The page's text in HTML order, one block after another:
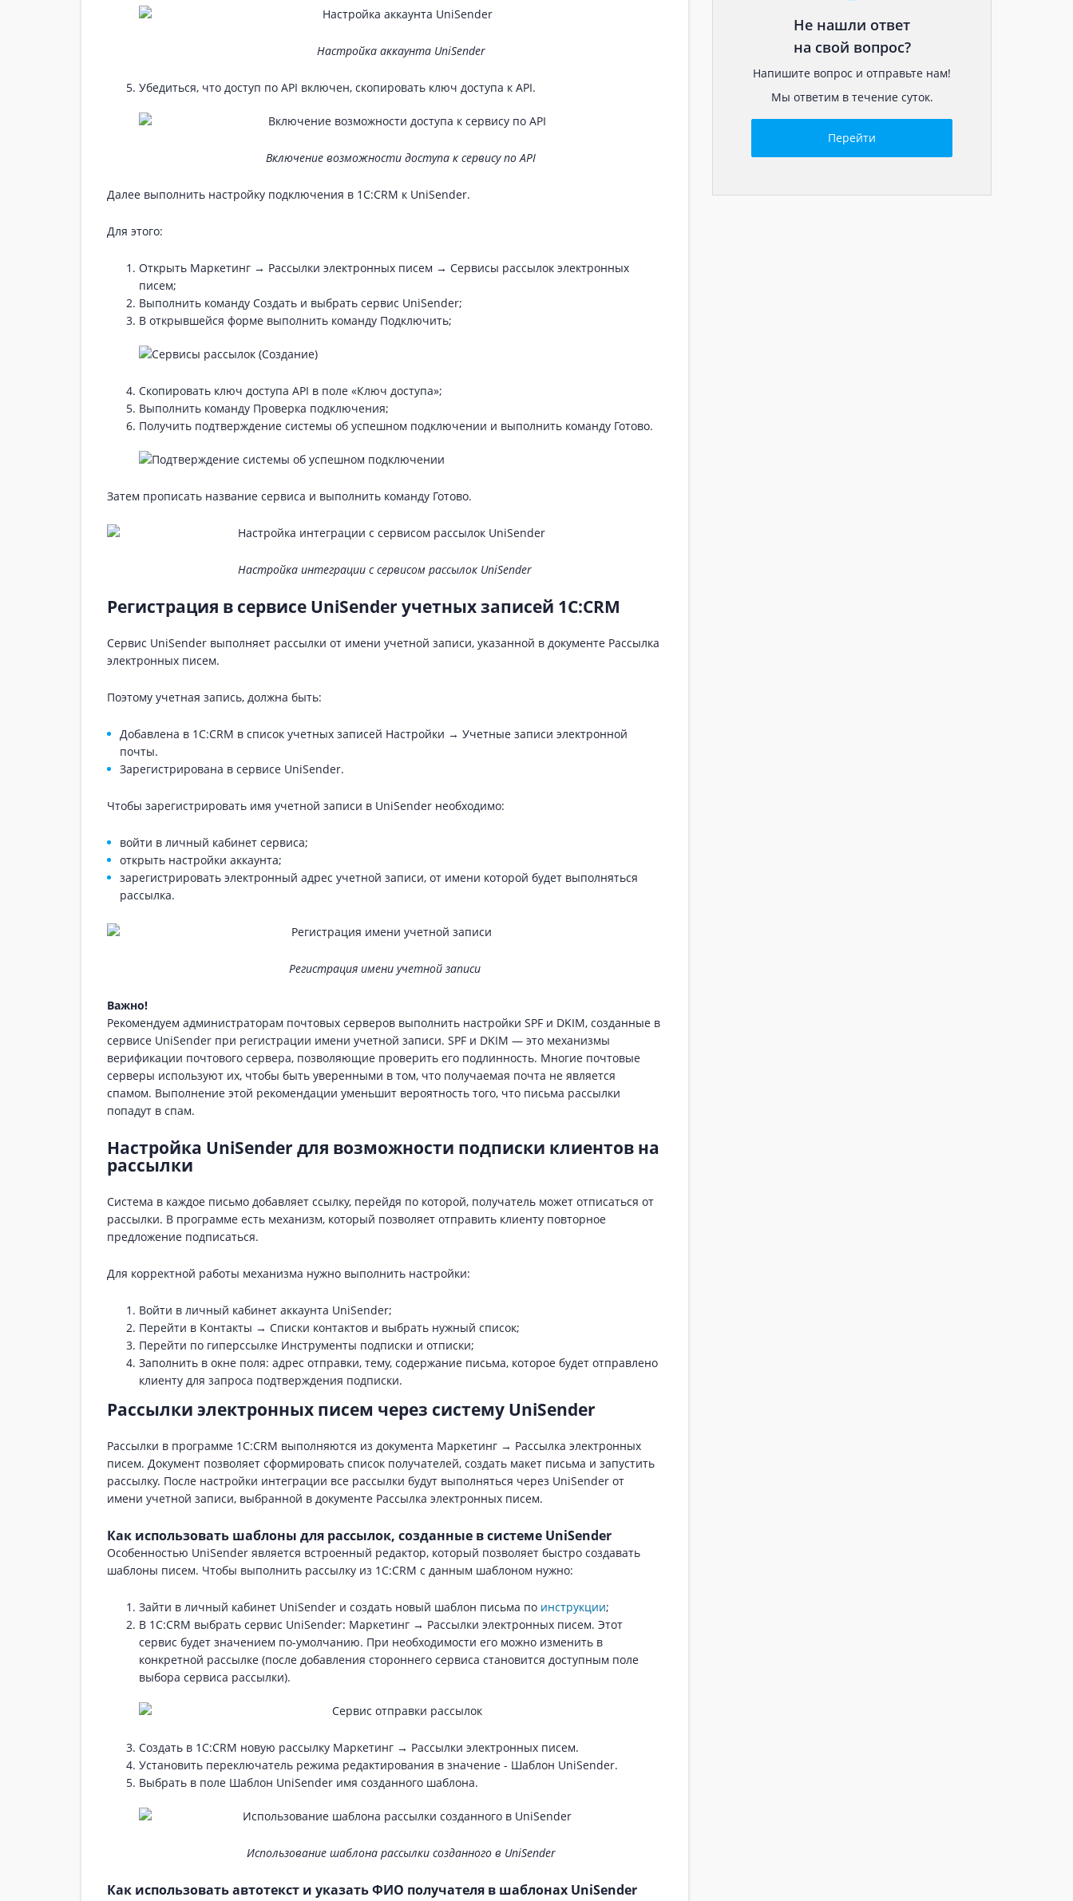
Настройка аккаунта UniSender
Убедиться, что доступ по API включен, скопировать ключ доступа к API.
Включение возможности доступа к сервису по API
Далее выполнить настройку подключения в 1С:CRM к UniSender.
Для этого:
Открыть Маркетинг → Рассылки электронных писем → Сервисы рассылок электронных
писем;
Выполнить команду Создать и выбрать сервис UniSender;
В открывшейся форме выполнить команду Подключить;
Скопировать ключ доступа API в поле «Ключ доступа»;
Выполнить команду Проверка подключения;
Получить подтверждение системы об успешном подключении и выполнить команду Готово.
Затем прописать название сервиса и выполнить команду Готово.
Настройка интеграции с сервисом рассылок UniSender
Регистрация в сервисе UniSender учетных записей 1С:CRM
Сервис UniSender выполняет рассылки от имени учетной записи, указанной в документе Рассылка
электронных писем.
Поэтому учетная запись, должна быть:
Добавлена в 1С:CRM в список учетных записей Настройки → Учетные записи электронной
почты.
Зарегистрирована в сервисе UniSender.
Чтобы зарегистрировать имя учетной записи в UniSender необходимо:
войти в личный кабинет сервиса;
открыть настройки аккаунта;
зарегистрировать электронный адрес учетной записи, от имени которой будет выполняться
рассылка.
Регистрация имени учетной записи
Важно!
Рекомендуем администраторам почтовых серверов выполнить настройки SPF и DKIM, созданные в
сервисе UniSender при регистрации имени учетной записи. SPF и DKIM — это механизмы
верификации почтового сервера, позволяющие проверить его подлинность. Многие почтовые
серверы используют их, чтобы быть уверенными в том, что получаемая почта не является
спамом. Выполнение этой рекомендации уменьшит вероятность того, что письма рассылки
попадут в спам.
Настройка UniSender для возможности подписки клиентов на
рассылки
Система в каждое письмо добавляет ссылку, перейдя по которой, получатель может отписаться от
рассылки. В программе есть механизм, который позволяет отправить клиенту повторное
предложение подписаться.
Для корректной работы механизма нужно выполнить настройки:
Войти в личный кабинет аккаунта UniSender;
Перейти в Контакты → Списки контактов и выбрать нужный список;
Перейти по гиперссылке Инструменты подписки и отписки;
Заполнить в окне поля: адрес отправки, тему, содержание письма, которое будет отправлено
клиенту для запроса подтверждения подписки.
Рассылки электронных писем через систему UniSender
Рассылки в программе 1С:CRM выполняются из документа Маркетинг → Рассылка электронных
писем. Документ позволяет сформировать список получателей, создать макет письма и запустить
рассылку. После настройки интеграции все рассылки будут выполняться через UniSender от
имени учетной записи, выбранной в документе Рассылка электронных писем.
Как использовать шаблоны для рассылок, созданные в системе UniSender
Особенностью UniSender является встроенный редактор, который позволяет быстро создавать
шаблоны писем. Чтобы выполнить рассылку из 1С:CRM с данным шаблоном нужно:
Зайти в личный кабинет UniSender и создать новый шаблон письма по инструкции;
В 1С:CRM выбрать сервис UniSender: Маркетинг → Рассылки электронных писем. Этот
сервис будет значением по-умолчанию. При необходимости его можно изменить в
конкретной рассылке (после добавления стороннего сервиса становится доступным поле
выбора сервиса рассылки).
Создать в 1С:CRM новую рассылку Маркетинг → Рассылки электронных писем.
Установить переключатель режима редактирования в значение - Шаблон UniSender.
Выбрать в поле Шаблон UniSender имя созданного шаблона.
Использование шаблона рассылки созданного в UniSender
Как использовать автотекст и указать ФИО получателя в шаблонах UniSender
Не нашли ответ
на свой вопрос?
Напишите вопрос и отправьте нам!
Мы ответим в течение суток.
Перейти